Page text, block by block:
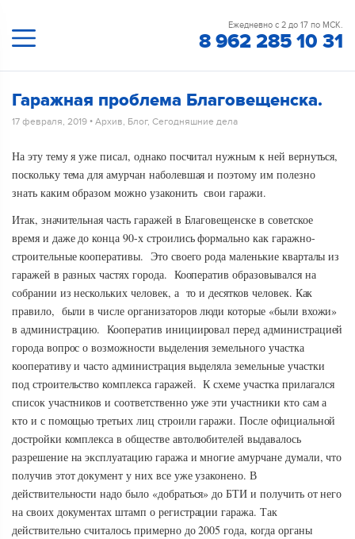
Ежедневно с 2 до 17 по МСК.
8 962 285 10 31
Гаражная проблема Благовещенска.
17 февраля, 2019 • Архив, Блог, Сегодняшние дела
На эту тему я уже писал, однако посчитал нужным к ней вернуться,
поскольку тема для амурчан наболевшая и поэтому им полезно
знать каким образом можно узаконить свои гаражи.
Итак, значительная часть гаражей в Благовещенске в советское
время и даже до конца 90-х строились формально как гаражно-
строительные кооперативы. Это своего рода маленькие кварталы из
гаражей в разных частях города. Кооператив образовывался на
собрании из нескольких человек, а то и десятков человек. Как
правило, были в числе организаторов люди которые «были вхожи»
в администрацию. Кооператив инициировал перед администрацией
города вопрос о возможности выделения земельного участка
кооперативу и часто администрация выделяла земельные участки
под строительство комплекса гаражей. К схеме участка прилагался
список участников и соответственно уже эти участники кто сам а
кто и с помощью третьих лиц строили гаражи. После официальной
достройки комплекса в обществе автолюбителей выдавалось
разрешение на эксплуатацию гаража и многие амурчане думали, что
получив этот документ у них все уже узаконено. В
действительности надо было «добраться» до БТИ и получить от него
на своих документах штамп о регистрации гаража. Так
действительно считалось примерно до 2005 года, когда органы